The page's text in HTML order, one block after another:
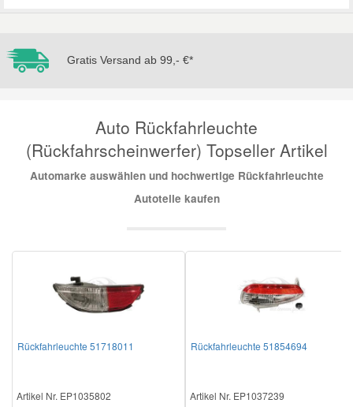
Gratis Versand ab 99,- €*
Auto Rückfahrleuchte
(Rückfahrscheinwerfer) Topseller Artikel
Automarke auswählen und hochwertige Rückfahrleuchte
Autoteile kaufen
Rückfahrleuchte 51718011
Artikel Nr. EP1035802
Rückfahrleuchte 51854694
Artikel Nr. EP1037239
Mini Ersatzteile
Mitsubishi Ersatzteile
Seat Ersatzteile
Skoda Ersatzteile
Smart Ersatzteile